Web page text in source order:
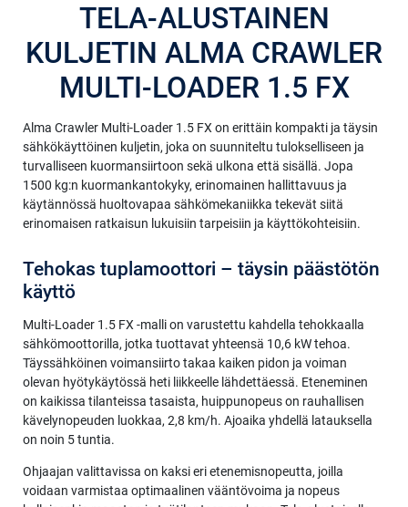
TELA-ALUSTAINEN
KULJETIN ALMA CRAWLER
MULTI-LOADER 1.5 FX
Alma Crawler Multi-Loader 1.5 FX on erittäin kompakti ja täysin
sähkökäyttöinen kuljetin, joka on suunniteltu tulokselliseen ja
turvalliseen kuormansiirtoon sekä ulkona että sisällä. Jopa
1500 kg:n kuormankantokyky, erinomainen hallittavuus ja
käytännössä huoltovapaa sähkömekaniikka tekevät siitä
erinomaisen ratkaisun lukuisiin tarpeisiin ja käyttökohteisiin.
Tehokas tuplamoottori – täysin päästötön
käyttö
Multi-Loader 1.5 FX -malli on varustettu kahdella tehokkaalla
sähkömoottorilla, jotka tuottavat yhteensä 10,6 kW tehoa.
Täyssähköinen voimansiirto takaa kaiken pidon ja voiman
olevan hyötykäytössä heti liikkeelle lähdettäessä. Eteneminen
on kaikissa tilanteissa tasaista, huippunopeus on rauhallisen
kävelynopeuden luokkaa, 2,8 km/h. Ajoaika yhdellä latauksella
on noin 5 tuntia.
Ohjaajan valittavissa on kaksi eri etenemisnopeutta, joilla
voidaan varmistaa optimaalinen vääntövoima ja nopeus